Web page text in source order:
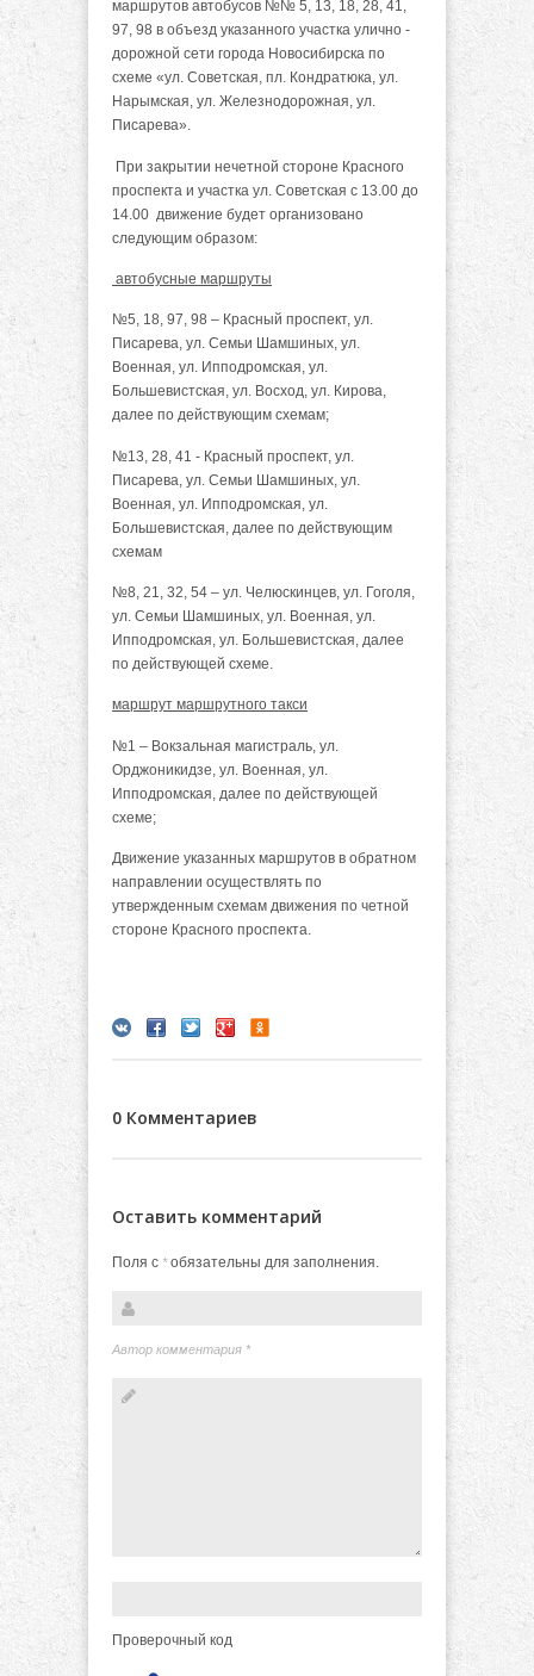
маршрутов автобусов №№ 5, 13, 18, 28, 41,
97, 98 в объезд указанного участка улично -
дорожной сети города Новосибирска по
схеме «ул. Советская, пл. Кондратюка, ул.
Нарымская, ул. Железнодорожная, ул.
Писарева».
При закрытии нечетной стороне Красного
проспекта и участка ул. Советская с 13.00 до
14.00 движение будет организовано
следующим образом:
автобусные маршруты
№5, 18, 97, 98 – Красный проспект, ул.
Писарева, ул. Семьи Шамшиных, ул.
Военная, ул. Ипподромская, ул.
Большевистская, ул. Восход, ул. Кирова,
далее по действующим схемам;
№13, 28, 41 - Красный проспект, ул.
Писарева, ул. Семьи Шамшиных, ул.
Военная, ул. Ипподромская, ул.
Большевистская, далее по действующим
схемам
№8, 21, 32, 54 – ул. Челюскинцев, ул. Гоголя,
ул. Семьи Шамшиных, ул. Военная, ул.
Ипподромская, ул. Большевистская, далее
по действующей схеме.
маршрут маршрутного такси
№1 – Вокзальная магистраль, ул.
Орджоникидзе, ул. Военная, ул.
Ипподромская, далее по действующей
схеме;
Движение указанных маршрутов в обратном
направлении осуществлять по
утвержденным схемам движения по четной
стороне Красного проспекта.
0 Комментариев
Оставить комментарий
Поля с *обязательны для заполнения.
Автор комментария *
Проверочный код